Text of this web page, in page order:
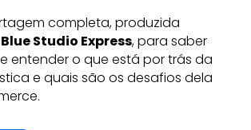
completa, produzida
Studio Express, para saber
entender o que está por trás da
e quais são os desafios dela